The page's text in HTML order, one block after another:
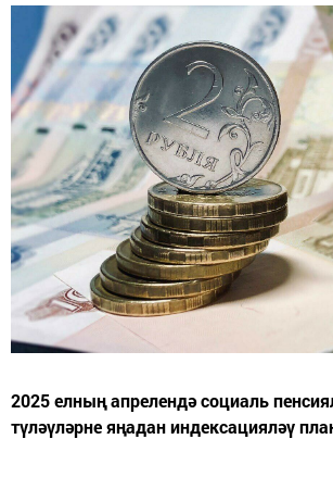
2025 елның апрелендә социаль
түләүләрне яңадан индексацияләү